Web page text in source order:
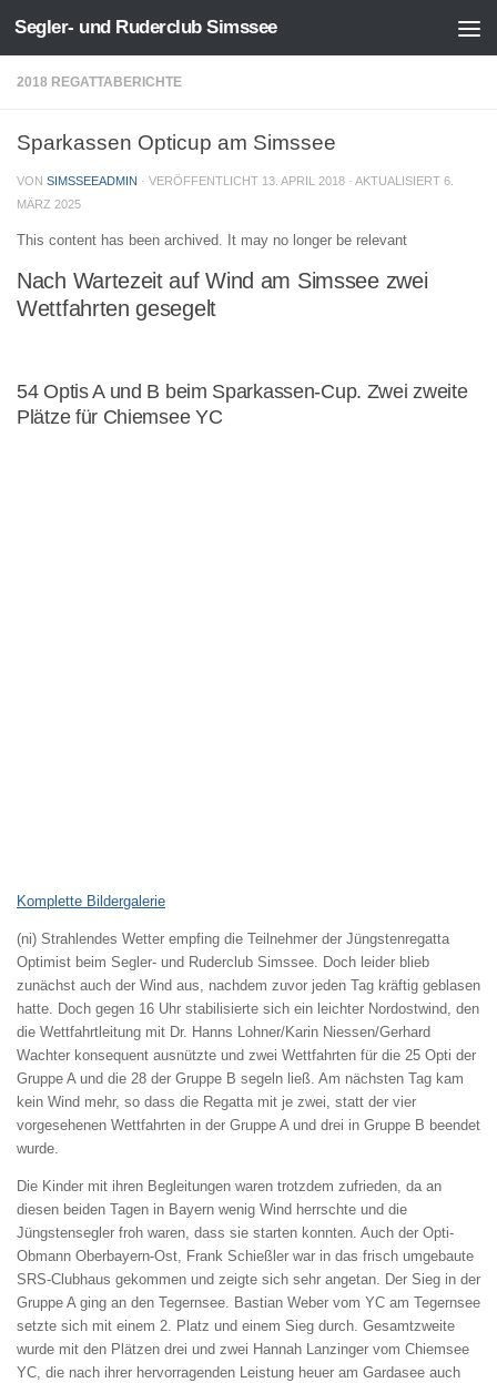
Zum Inhalt springen
Segler- und Ruderclub Simssee
2018 REGATTABERICHTE
Sparkassen Opticup am Simssee
VON SIMSSEEADMIN · VERÖFFENTLICHT 13. APRIL 2018 · AKTUALISIERT 6.
MÄRZ 2025
This content has been archived. It may no longer be relevant
Nach Wartezeit auf Wind am Simssee zwei
Wettfahrten gesegelt
54 Optis A und B beim Sparkassen-Cup. Zwei zweite
Plätze für Chiemsee YC
Komplette Bildergalerie
(ni) Strahlendes Wetter empfing die Teilnehmer der Jüngstenregatta
Optimist beim Segler- und Ruderclub Simssee. Doch leider blieb
zunächst auch der Wind aus, nachdem zuvor jeden Tag kräftig geblasen
hatte. Doch gegen 16 Uhr stabilisierte sich ein leichter Nordostwind, den
die Wettfahrtleitung mit Dr. Hanns Lohner/Karin Niessen/Gerhard
Wachter konsequent ausnützte und zwei Wettfahrten für die 25 Opti der
Gruppe A und die 28 der Gruppe B segeln ließ. Am nächsten Tag kam
kein Wind mehr, so dass die Regatta mit je zwei, statt der vier
vorgesehenen Wettfahrten in der Gruppe A und drei in Gruppe B beendet
wurde.
Die Kinder mit ihren Begleitungen waren trotzdem zufrieden, da an
diesen beiden Tagen in Bayern wenig Wind herrschte und die
Jüngstensegler froh waren, dass sie starten konnten. Auch der Opti-
Obmann Oberbayern-Ost, Frank Schießler war in das frisch umgebaute
SRS-Clubhaus gekommen und zeigte sich sehr angetan. Der Sieg in der
Gruppe A ging an den Tegernsee. Bastian Weber vom YC am Tegernsee
setzte sich mit einem 2. Platz und einem Sieg durch. Gesamtzweite
wurde mit den Plätzen drei und zwei Hannah Lanzinger vom Chiemsee
YC, die nach ihrer hervorragenden Leistung heuer am Gardasee auch